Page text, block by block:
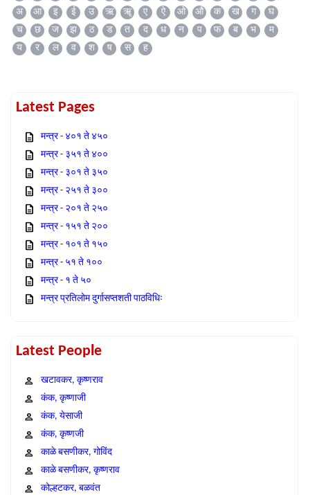
अ
आ इ ई उ ऋ ॠ ए ऐ ओ औ क ख ग
घ
च
छ ज झ ठ ड त द ध न प फ ब भ
म
य
र ल व श ष स ह
Latest Pages
मन्त्र - ४०१ ते ४५०
मन्त्र - ३५१ ते ४००
मन्त्र - ३०१ ते ३५०
मन्त्र - २५१ ते ३००
मन्त्र - २०१ ते २५०
मन्त्र - १५१ ते २००
मन्त्र - १०१ ते १५०
मन्त्र - ५१ ते १००
मन्त्र - १ ते ५०
मन्त्र प्रतिलोम दुर्गासप्तशती पाठविधिः
Latest People
खटावकर, कृष्णराव
कंक, कृष्णाजी
कंक, येसाजी
कंक, कृष्णजी
काळे बसणीकर, गोविंद
काळे बसणीकर, कृष्णराव
कोल्हटकर, बळवंत